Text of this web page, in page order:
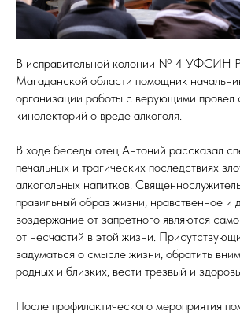
В исправительной колонии № 4 УФСИН
Магаданской области помощник
организации работы с верующими провел
кинолекторий о вреде алкоголя.
В ходе беседы отец Антоний рассказал
печальных и трагических последствиях
алкогольных напитков.
правильный образ жизни, нравственное и
воздержание от запретного являются
от несчастий в этой жизни.
задуматься о смысле жизни, обратить
родных и близких, вести трезвый и
После профилактического мероприятия